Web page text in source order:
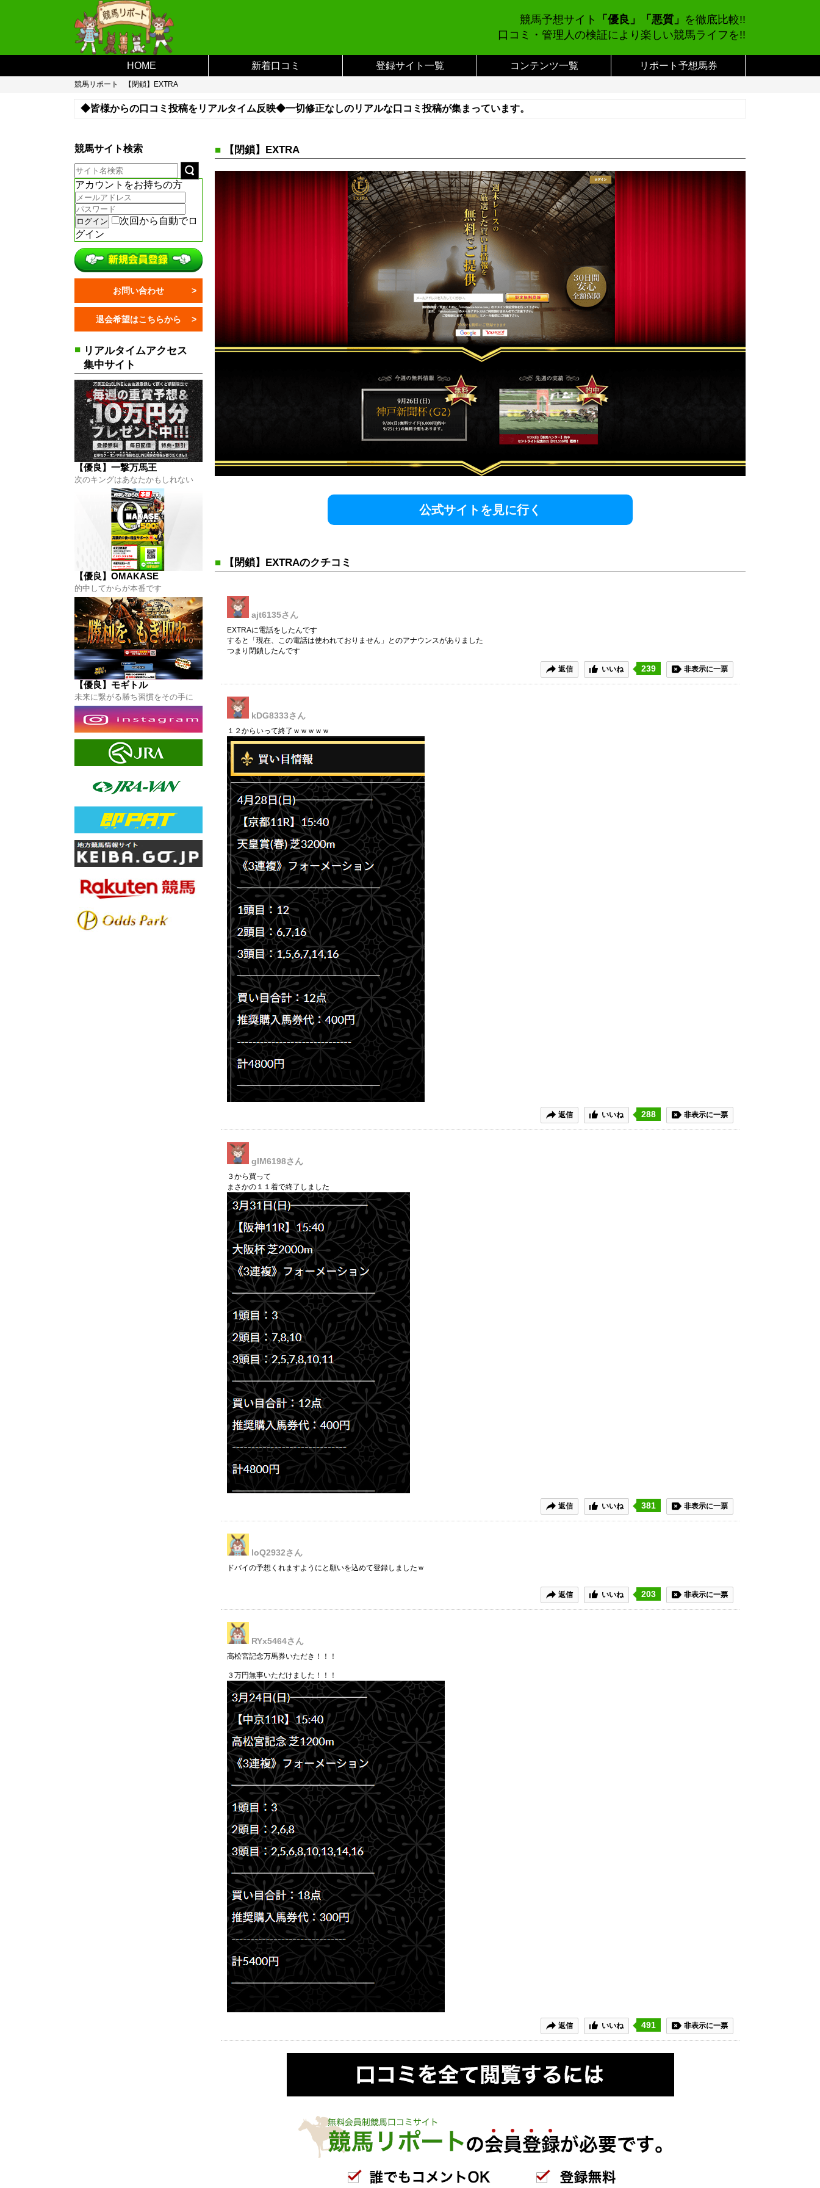
競馬予想サイト 「優良」「悪質」 を徹底比較!!
口コミ・管理人の検証により楽しい競馬ライフを!!
HOME 新着口コミ 登録サイト一覧 コンテンツ一覧 リポート予想馬券
競馬リポート 【閉鎖】EXTRA
◆皆様からの口コミ投稿をリアルタイム反映◆一切修正なしのリアルな口コミ投稿が集まっています。
■ 【閉鎖】EXTRA
公式サイトを見に行く
■ 【閉鎖】EXTRAのクチコミ
ajt6135さん
EXTRAに電話をしたんです
すると「現在、この電話は使われておりません」とのアナウンスがありました
つまり閉鎖したんです
返信 いいね 239 非表示に一票
kDG8333さん
１２からいって終了ｗｗｗｗｗ
返信 いいね 288 非表示に一票
glM6198さん
３から買って
まさかの１１着で終了しました
返信 いいね 381 非表示に一票
loQ2932さん
ドバイの予想くれますようにと願いを込めて登録しましたｗ
返信 いいね 203 非表示に一票
RYx5464さん
高松宮記念万馬券いただき！！！
３万円無事いただけました！！！
返信 いいね 491 非表示に一票
競馬サイト検索
アカウントをお持ちの方
次回から自動でロ
グイン
お問い合わせ
退会希望はこちらから
■ リアルタイムアクセス
集中サイト
【優良】一撃万馬王
次のキングはあなたかもしれない
【優良】OMAKASE
的中してからが本番です
【優良】モギトル
未来に繋がる勝ち習慣をその手に